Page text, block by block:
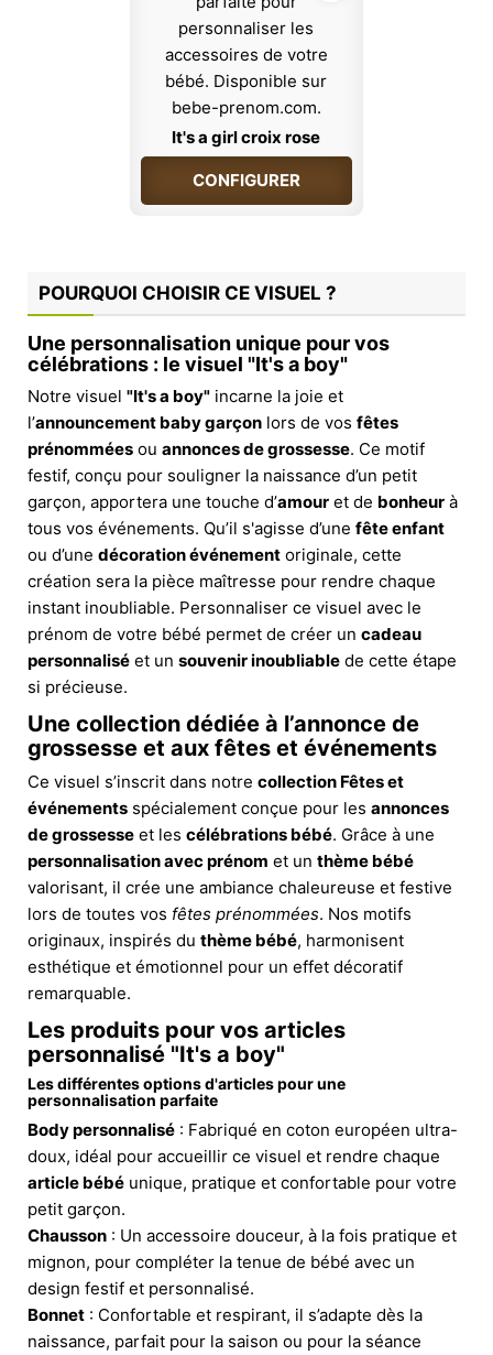
It's a girl croix rose
CONFIGURER
POURQUOI CHOISIR CE VISUEL ?
Une personnalisation unique pour vos
célébrations : le visuel "It's a boy"
Notre visuel "It's a boy" incarne la joie et
l’announcement baby garçon lors de vos fêtes
prénommées ou annonces de grossesse. Ce motif
festif, conçu pour souligner la naissance d’un petit
garçon, apportera une touche d’amour et de bonheur à
tous vos événements. Qu’il s'agisse d’une fête enfant
ou d’une décoration événement originale, cette
création sera la pièce maîtresse pour rendre chaque
instant inoubliable. Personnaliser ce visuel avec le
prénom de votre bébé permet de créer un cadeau
personnalisé et un souvenir inoubliable de cette étape
si précieuse.
Une collection dédiée à l’annonce de
grossesse et aux fêtes et événements
Ce visuel s’inscrit dans notre collection Fêtes et
événements spécialement conçue pour les annonces
de grossesse et les célébrations bébé. Grâce à une
personnalisation avec prénom et un thème bébé
valorisant, il crée une ambiance chaleureuse et festive
lors de toutes vos fêtes prénommées. Nos motifs
originaux, inspirés du thème bébé, harmonisent
esthétique et émotionnel pour un effet décoratif
remarquable.
Les produits pour vos articles
personnalisé "It's a boy"
Les différentes options d'articles pour une
personnalisation parfaite
Body personnalisé : Fabriqué en coton européen ultra-
doux, idéal pour accueillir ce visuel et rendre chaque
article bébé unique, pratique et confortable pour votre
petit garçon.
Chausson : Un accessoire douceur, à la fois pratique et
mignon, pour compléter la tenue de bébé avec un
design festif et personnalisé.
Bonnet : Confortable et respirant, il s’adapte dès la
naissance, parfait pour la saison ou pour la séance